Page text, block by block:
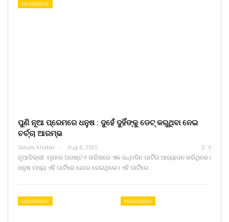
ମନୋରଞ୍ଜନ
ପୁଣି ନୂଆ ପ୍ରେମରେ ଧନୁଷ : ଦୁହେଁ ଦୁହିଁଙ୍କୁ ଡେଟ୍ କରୁଥିବା ନେଇ
ଚର୍ଚ୍ଚା ଆରମ୍ଭ
Sakala Khabar Aug 6, 2025 0
ନୂଆଦିଲ୍ଲୀ: ମୃଣାଲ ଅଗଷ୍ଟ ୧ ତାରିଖରେ ଏକ ଜନ୍ମଦିନ ପାର୍ଟିର ଆୟୋଜନ କରିଥିଲେ।
ଧନୁଷ ମଧ୍ୟ ଏହି ପାର୍ଟିରେ ଯୋଗ ଦେଇଥିଲେ। ଏହି ପାର୍ଟିରେ…
ମନୋରଞ୍ଜନ ମନୋରଞ୍ଜନ